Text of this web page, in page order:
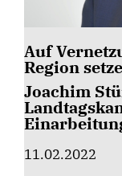
Auf
Region
Joachim
11.02.2022